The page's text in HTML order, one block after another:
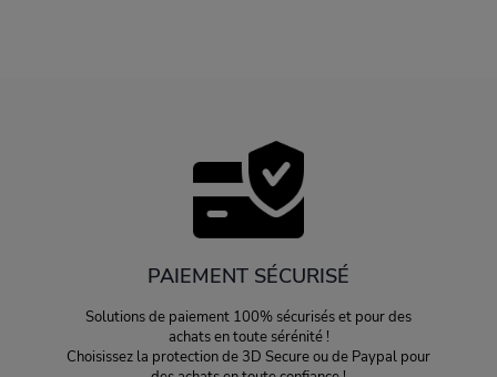
PAIEMENT SÉCURISÉ
Solutions de paiement 100% sécurisés et pour des
achats en toute sérénité !
Choisissez la protection de 3D Secure ou de Paypal pour